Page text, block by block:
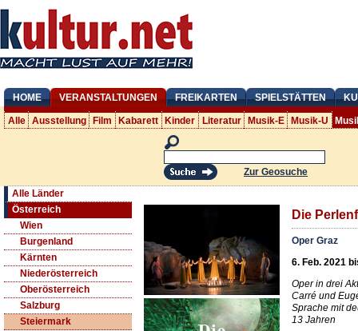
HOME VERANSTALTUNGEN FREIKARTEN SPIELSTÄTTEN
Alle Ausstellung Film Kabarett Kinder Literatur Musik-E Musik-U
Zur Geosuche
Alle Länder
Österreich
Wien
Burgenland
Kärnten
Niederösterreich
Oberösterreich
Salzburg
Steiermark
Die
Oper Graz
6. Feb. 2021
Oper in drei
Carré und
Sprache mit
13 Jahren